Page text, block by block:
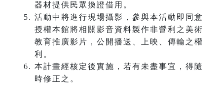
器材提供民眾換證借用。
活動中將進行現場攝影，參與本活動即同意
授權本館將相關影音資料製作非營利之美術
教育推廣影片，公開播送、上映、傳輸之權
利。
本計畫經核定後實施，若有未盡事宜，得隨
時修正之。